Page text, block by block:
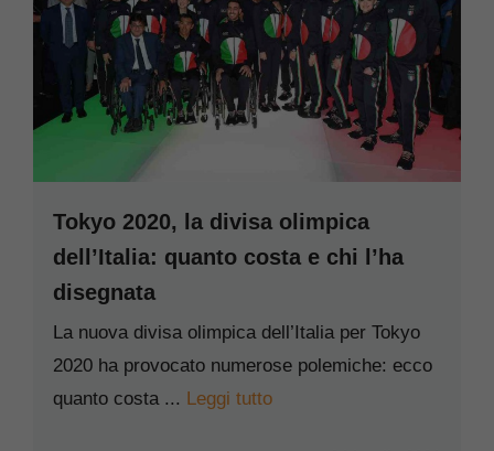
Tokyo 2020, la divisa olimpica
dell’Italia: quanto costa e chi l’ha
disegnata
La nuova divisa olimpica dell’Italia per Tokyo
2020 ha provocato numerose polemiche: ecco
quanto costa ... Leggi tutto